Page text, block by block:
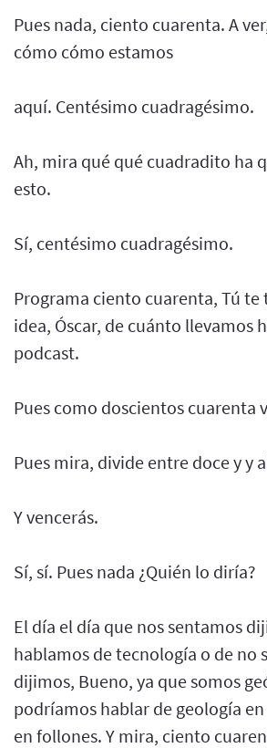
Pues nada, ciento cuarenta. A
cómo cómo estamos
aquí. Centésimo cuadragésimo.
Ah, mira qué qué cuadradito ha
esto.
Sí, centésimo cuadragésimo.
Programa ciento cuarenta, Tú te
idea, Óscar, de cuánto llevamos
podcast.
Pues como doscientos cuarenta
Pues mira, divide entre doce y y
Y vencerás.
Sí, sí. Pues nada ¿Quién lo diría?
El día el día que nos sentamos
hablamos de tecnología o de no
dijimos, Bueno, ya que somos
podríamos hablar de geología
en follones. Y mira, ciento